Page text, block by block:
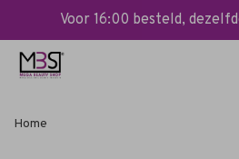
Voor 16:00 besteld,
Home